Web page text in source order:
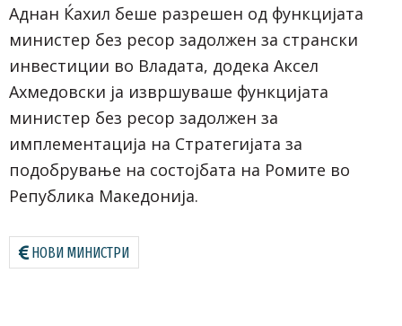
Аднан Ќахил беше разрешен од функцијата
министер без ресор задолжен за странски
инвестиции во Владата, додека Аксел
Ахмедовски ја извршуваше функцијата
министер без ресор задолжен за
имплементација на Стратегијата за
подобрување на состојбата на Ромите во
Република Македонија.
НОВИ МИНИСТРИ